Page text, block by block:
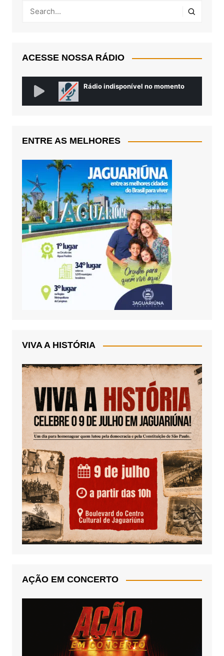
ACESSE NOSSA RÁDIO
ENTRE AS MELHORES
VIVA A HISTÓRIA
AÇÃO EM CONCERTO